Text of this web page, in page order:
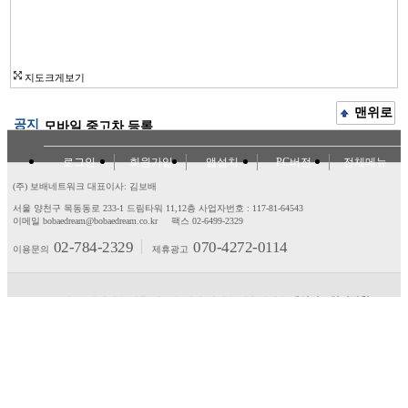
지도크게보기
공지 모바일 중고차 등록
맨위로
로그인 회원가입 앱설치 PC버전 전체메뉴
(주) 보배네트워크 대표이사: 김보배
서울 양천구 목동동로 233-1 드림타워 11,12층 사업자번호 : 117-81-64543
이메일 bobaedream@bobaedream.co.kr
팩스 02-6499-2329
이용문의 02-784-2329 제휴광고 070-4272-0114